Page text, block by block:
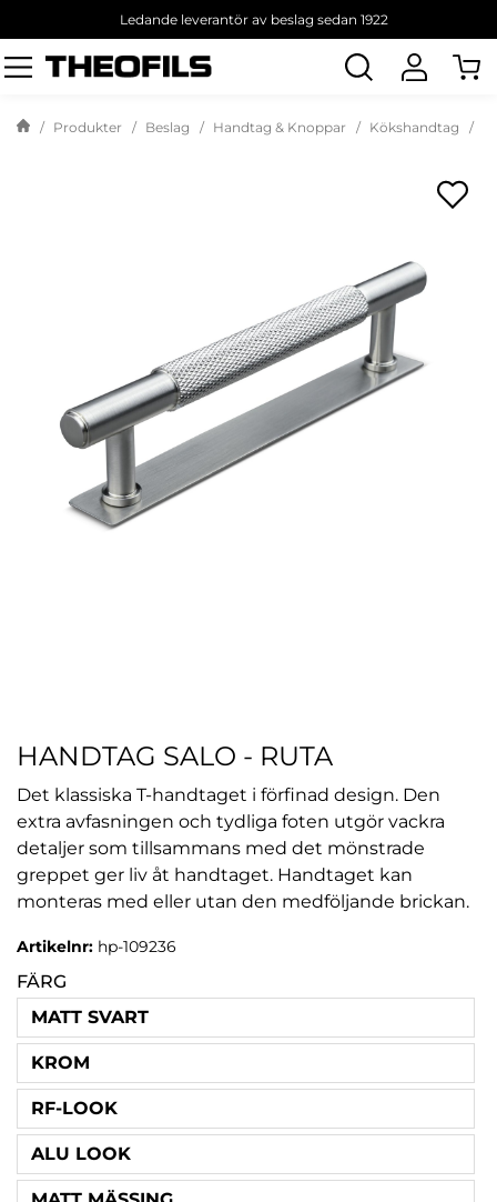
Ledande leverantör av beslag sedan 1922
Sök
produkt
Produkter Beslag Handtag & Knoppar Kökshandtag
HANDTAG SALO - RUTA
Det klassiska T-handtaget i förfinad design. Den
extra avfasningen och tydliga foten utgör vackra
detaljer som tillsammans med det mönstrade
greppet ger liv åt handtaget. Handtaget kan
monteras med eller utan den medföljande brickan.
Artikelnr: hp-109236
FÄRG
MATT SVART
KROM
RF-LOOK
ALU LOOK